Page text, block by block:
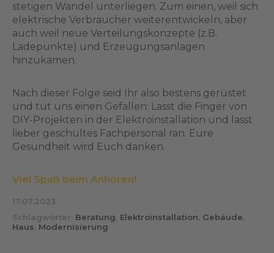
stetigen Wandel unterliegen. Zum einen, weil sich
elektrische Verbraucher weiterentwickeln, aber
auch weil neue Verteilungskonzepte (z.B.
Ladepunkte) und Erzeugungsanlagen
hinzukamen.
Nach dieser Folge seid Ihr also bestens gerüstet
und tut uns einen Gefallen: Lasst die Finger von
DIY-Projekten in der Elektroinstallation und lasst
lieber geschultes Fachpersonal ran. Eure
Gesundheit wird Euch danken.
Viel Spaß beim Anhören!
17.07.2023
Schlagwörter: Beratung, Elektroinstallation, Gebäude,
Haus, Modernisierung